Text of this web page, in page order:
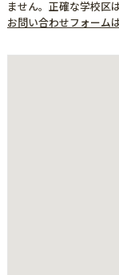
ません。正確な学校区
お問い合わせフォーム